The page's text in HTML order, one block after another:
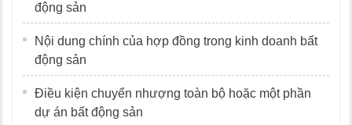
động sản
Nội dung chính của hợp đồng trong kinh doanh bất
động sản
Điều kiện chuyển nhượng toàn bộ hoặc một phần
dự án bất động sản